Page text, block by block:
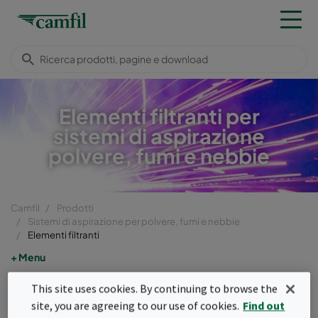
Elementi filtranti per
sistemi di aspirazione
polvere, fumi e nebbie
Camfil
Prodotti
Sistemi di aspirazione per polvere, fumi e nebbie
Elementi filtranti
Menu
Elementi filtranti
This site uses cookies. By continuing to browse the
site, you are agreeing to our use of cookies. Find out